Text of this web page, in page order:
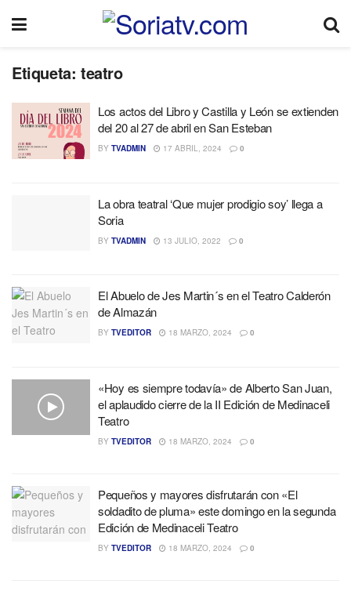
Etiqueta: teatro
Los actos del Libro y Castilla y León se extienden
del 20 al 27 de abril en San Esteban
BY TVADMIN 17 ABRIL, 2024 0
La obra teatral ‘Que mujer prodigio soy’ llega a
Soria
BY TVADMIN 13 JULIO, 2022 0
El Abuelo de Jes Martin´s en el Teatro Calderón
de Almazán
BY TVEDITOR 18 MARZO, 2024 0
«Hoy es siempre todavía» de Alberto San Juan,
el aplaudido cierre de la II Edición de Medinaceli
Teatro
BY TVEDITOR 18 MARZO, 2024 0
Pequeños y mayores disfrutarán con «El
soldadito de pluma» este domingo en la segunda
Edición de Medinaceli Teatro
BY TVEDITOR 18 MARZO, 2024 0